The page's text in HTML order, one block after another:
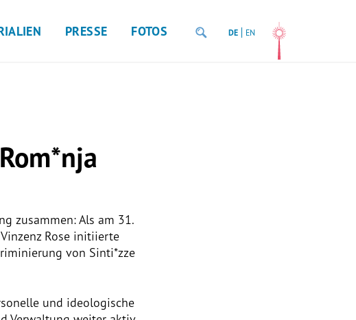
PRESSE FOTOS DE EN
zusammen: Als am 31.
Rose initiierte
von Sinti*zze
und ideologische